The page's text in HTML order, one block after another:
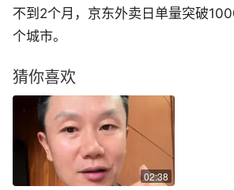
不到2个月，京东外卖日单量突破
个城市。
猜你喜欢
02:38